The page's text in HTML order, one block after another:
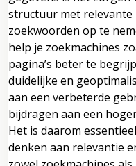
structuur met
zoekwoorden op te
help je zoekmachines
pagina’s beter te
duidelijke en
aan een verbeterde
bijdragen aan een
Het is daarom
denken aan relevantie